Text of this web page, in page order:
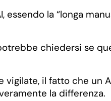
la “longa
chiedersi se
vigilate, il fatto che un
la differenza.